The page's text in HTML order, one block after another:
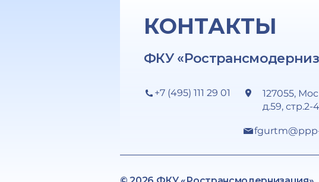
КОНТАКТЫ
ФКУ
+7 (495) 111 29 01
127055,
д.59, стр.2-4